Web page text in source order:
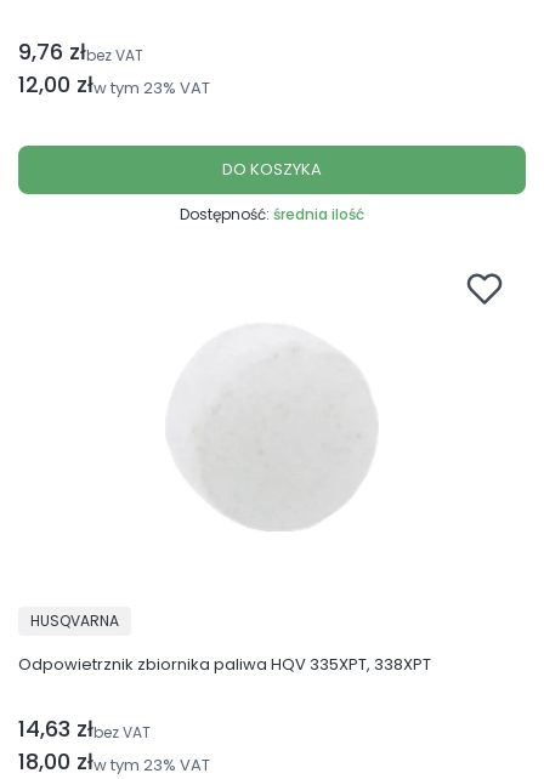
Cena brutto
12,00 złw tym 23% VAT
Cena netto
9,76 złbez VAT
DO KOSZYKA
Dostępność: średnia ilość
Odpowietrznik zbiornika paliwa HQV 335XPT, 338XPT
PRODUCENT
HUSQVARNA
Cena brutto
18,00 złw tym 23% VAT
Cena netto
14,63 złbez VAT